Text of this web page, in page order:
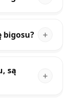
bigosu?
są